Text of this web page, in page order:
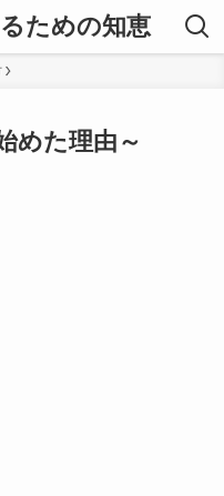
ための知恵
めた理由～